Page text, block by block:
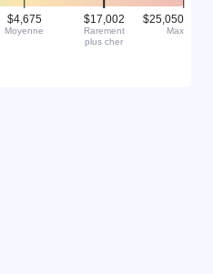
$4,675
Moyenne
$17,002
Rarement
plus cher
$25,050
Max